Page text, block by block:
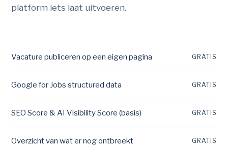
platform iets laat uitvoeren.
Vacature publiceren op een eigen pagina GRATIS
Google for Jobs structured data GRATIS
SEO Score & AI Visibility Score (basis) GRATIS
Overzicht van wat er nog ontbreekt GRATIS